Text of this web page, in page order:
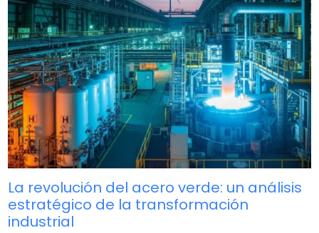
La revolución del acero verde: un análisis
estratégico de la transformación
industrial